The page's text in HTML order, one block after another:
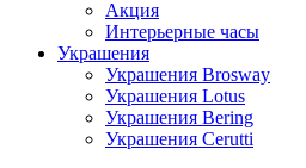
Акция
Интерьерные часы
Украшения
Украшения Brosway
Украшения Lotus
Украшения Bering
Украшения Cerutti